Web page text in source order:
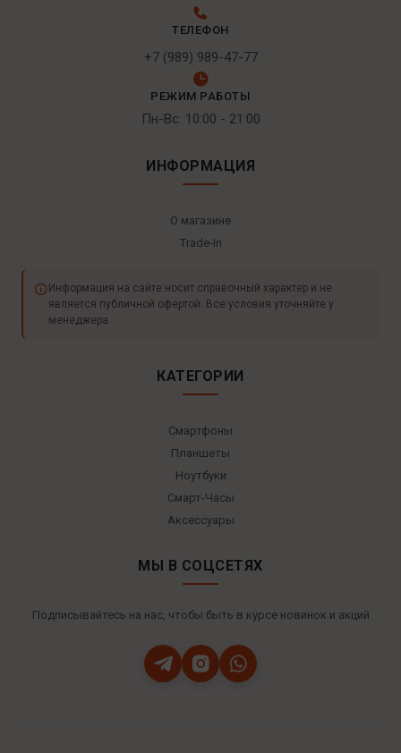
ТЕЛЕФОН
+7 (989) 989-47-77
РЕЖИМ РАБОТЫ
Пн-Вс: 10:00 - 21:00
ИНФОРМАЦИЯ
О магазине
Trade-In
Информация на сайте носит справочный характер и не
является публичной офертой. Все условия уточняйте у
менеджера.
КАТЕГОРИИ
Смартфоны
Планшеты
Ноутбуки
Смарт-Часы
Аксессуары
МЫ В СОЦСЕТЯХ
Подписывайтесь на нас, чтобы быть в курсе новинок и акций